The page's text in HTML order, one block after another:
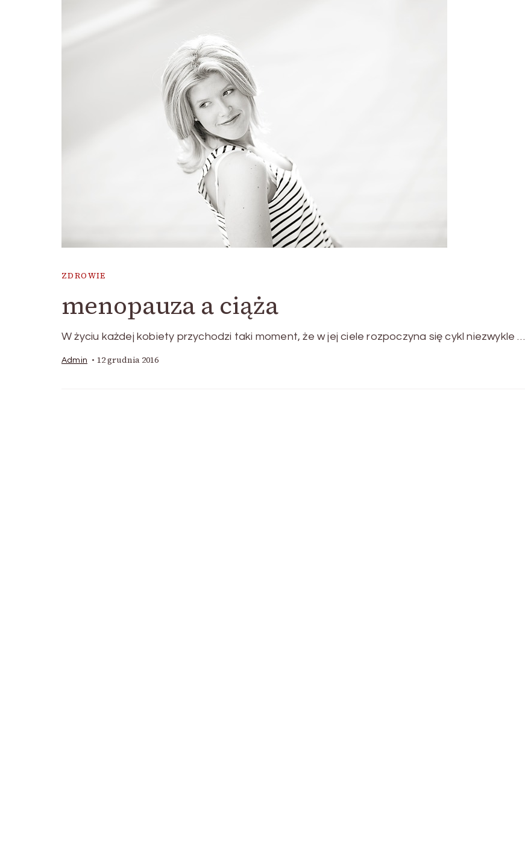
ZDROWIE
menopauza a ciąża
W życiu każdej kobiety przychodzi taki moment, że w jej ciele rozpoczyna się cykl niezwykle …
Admin 12 grudnia 2016